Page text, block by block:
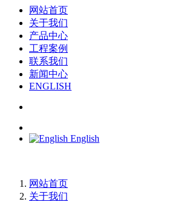
网站首页
关于我们
产品中心
工程案例
联系我们
新闻中心
ENGLISH
English
网站首页
关于我们